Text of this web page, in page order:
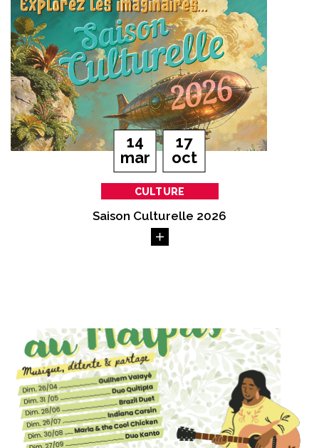
14
mars
au
17
octobre
CULTURE
Saison Culturelle 2026